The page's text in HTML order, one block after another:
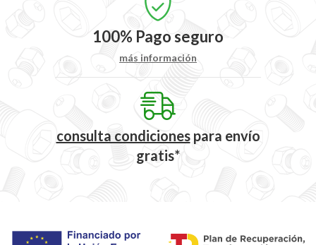
100% Pago seguro
más información
consulta condicionespara envío
gratis*